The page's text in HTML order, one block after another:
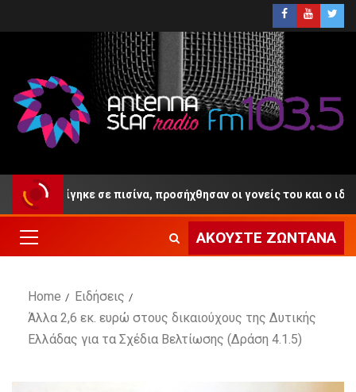
σε πισίνα, προσήχθησαν οι γονείς του και ο
ΑΚΟΎΣΤΕ ΖΩΝΤΑΝΆ
Home
Ειδήσεις
Άλλα 2,6 εκ. ευρώ στους δικαιούχους της Δυτικής
Ελλάδας για τα Σχέδια Βελτίωσης (Δράση 4.1.5)